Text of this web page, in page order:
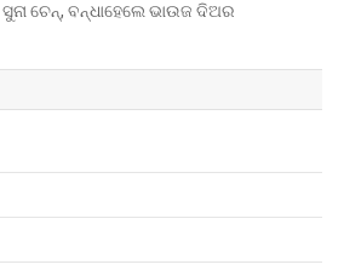
ଚେନ୍, ବନ୍ଧାହେଲେ ଭାଉଜ ଦିଅର